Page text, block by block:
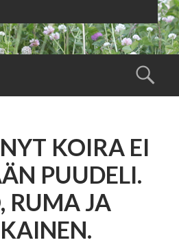
KOIRA EI
PUUDELI.
RUMA JA